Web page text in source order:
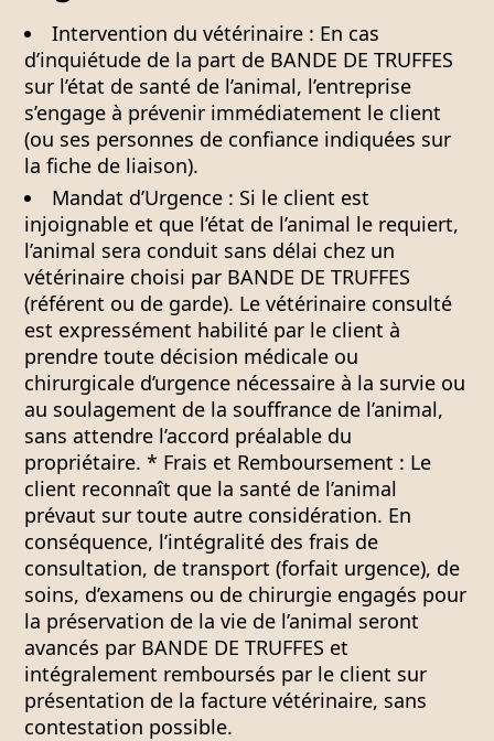
Intervention du vétérinaire : En cas
d’inquiétude de la part de BANDE DE TRUFFES
sur l’état de santé de l’animal, l’entreprise
s’engage à prévenir immédiatement le client
(ou ses personnes de confiance indiquées sur
la fiche de liaison).
Mandat d’Urgence : Si le client est
injoignable et que l’état de l’animal le requiert,
l’animal sera conduit sans délai chez un
vétérinaire choisi par BANDE DE TRUFFES
(référent ou de garde). Le vétérinaire consulté
est expressément habilité par le client à
prendre toute décision médicale ou
chirurgicale d’urgence nécessaire à la survie ou
au soulagement de la souffrance de l’animal,
sans attendre l’accord préalable du
propriétaire. * Frais et Remboursement : Le
client reconnaît que la santé de l’animal
prévaut sur toute autre considération. En
conséquence, l’intégralité des frais de
consultation, de transport (forfait urgence), de
soins, d’examens ou de chirurgie engagés pour
la préservation de la vie de l’animal seront
avancés par BANDE DE TRUFFES et
intégralement remboursés par le client sur
présentation de la facture vétérinaire, sans
contestation possible.